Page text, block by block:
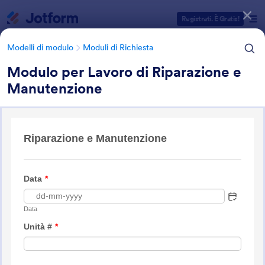
Registrati. È Gratis!
Modelli di modulo Moduli di Richiesta
Modulo per Lavoro di Riparazione e
Manutenzione
Moduli di Richiesta di Lavoro
Categorie Template Moduli